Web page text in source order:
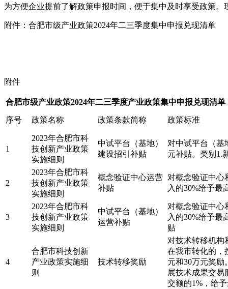
为方便企业提前了解政策申报时间，便于集中及时享受政策
附件：合肥市级产业政策2024年二三季度集中申报兑现清单
附件
合肥市级产业政策2024年二三季度产业政策集中申报兑现清单
序号 政策名称 政策条款简称 政策标准
1
2023年合肥市科
技创新产业政策
实施细则
中试平台（基地）
建设招引补贴
对中试平台（基
元补贴。类别1.
2
2023年合肥市科
技创新产业政策
实施细则
概念验证中心运营
补贴
对概念验证中心
入的30%给予最
3
2023年合肥市科
技创新产业政策
实施细则
中试平台（基地）
运营补贴
对概念验证中心
入的30%给予最
贴
4
合肥市科技创新
产业政策实施细
则
技术转移奖励
对技术转移机构
在我市转化的，
元和30万元奖
展技术成果交易
交额的1%，给